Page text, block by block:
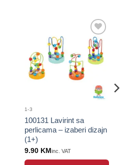
Sačuvaj
proizvod
1-3
100131 Lavirint sa
perlicama – izaberi dizajn
(1+)
9.90 KM inc. VAT